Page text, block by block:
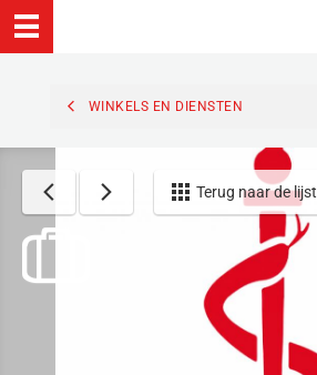
WINKELS EN DIENSTEN
Terug naar de lijst